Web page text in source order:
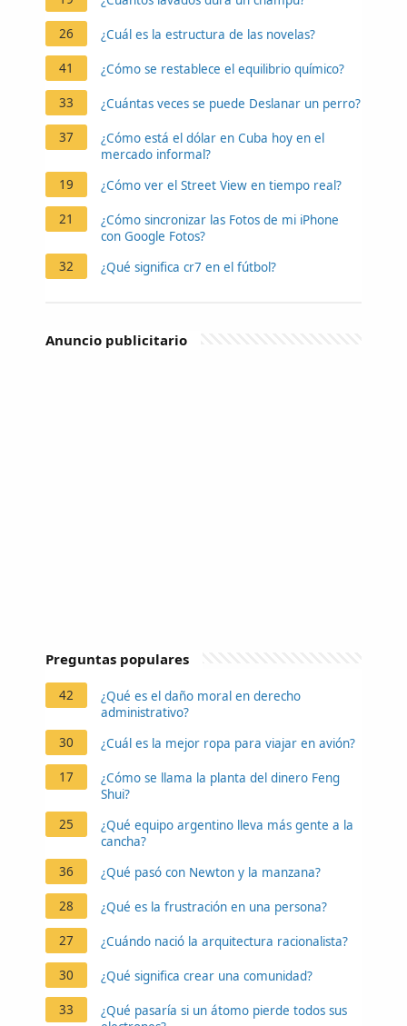
26 ¿Cuál es la estructura de las novelas?
41 ¿Cómo se restablece el equilibrio químico?
33 ¿Cuántas veces se puede Deslanar un perro?
37
¿Cómo está el dólar en Cuba hoy en el
mercado informal?
19
¿Cómo ver el Street View en tiempo real?
21
¿Cómo sincronizar las Fotos de mi iPhone
con Google Fotos?
32
¿Qué significa cr7 en el fútbol?
Anuncio publicitario
Preguntas populares
42
¿Qué es el daño moral en derecho
administrativo?
30
¿Cuál es la mejor ropa para viajar en avión?
17
¿Cómo se llama la planta del dinero Feng
Shui?
25
¿Qué equipo argentino lleva más gente a la
cancha?
36
¿Qué pasó con Newton y la manzana?
28 ¿Qué es la frustración en una persona?
27 ¿Cuándo nació la arquitectura racionalista?
30 ¿Qué significa crear una comunidad?
33
¿Qué pasaría si un átomo pierde todos sus